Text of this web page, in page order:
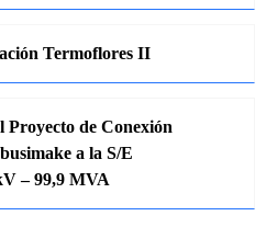
Termoflores II
de Conexión
a la S/E
– 99,9 MVA